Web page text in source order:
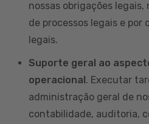
nossas obrigações
de processos legais e por
legais.
Suporte geral ao
operacional. Executar
administração geral de
contabilidade, auditoria,